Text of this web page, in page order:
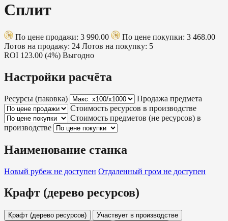
Сплит
По цене продажи: 3 990.00
По цене покупки: 3 468.00
Лотов на продажу: 24 Лотов на покупку: 5
ROI 123.00 (4%) Выгодно
Настройки расчёта
Ресурсы (паковка)
Продажа предмета
Стоимость ресурсов в производстве
Стоимость предметов (не ресурсов) в
производстве
Наименование станка
Новый рубеж не доступен Отдаленный гром не доступен
Крафт (дерево ресурсов)
Крафт (дерево ресурсов)
Участвует в производстве